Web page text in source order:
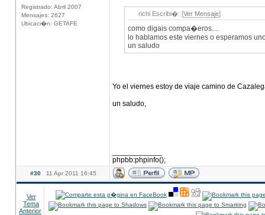
Registrado: Abril 2007
Mensajes: 2627
Ubicaci�n: GETAFE
richi Escribi�: [Ver Mensaje]
como digais compa�eros....
lo hablamos este viernes o esperamos
un saludo
Yo el viernes estoy de viaje camino de
un saludo,
phpbb:phpinfo();
#30 11 Apr 2011 16:45
Ver
Tema
Anterior